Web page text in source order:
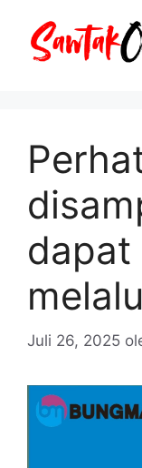
dapat
Juli 26, 2025